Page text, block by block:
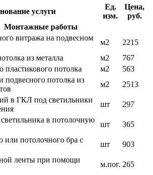
услуги
Ед.
изм.
Цена,
руб.
Монтажные работы
витража на подвесном
м2
2215
из металла
м2
767
потолка
м2
563
подвесного потолка из
м2
2513
в ГКЛ под светильники
шт
297
в потолочную
шт
365
или потолочного бра с
шт
903
ленты при помощи
м.пог. 265